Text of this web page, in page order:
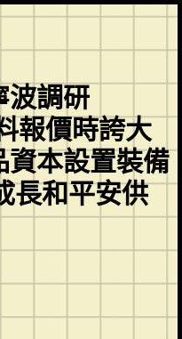
波調研
報價時誇大
本設置裝備
長和平安供